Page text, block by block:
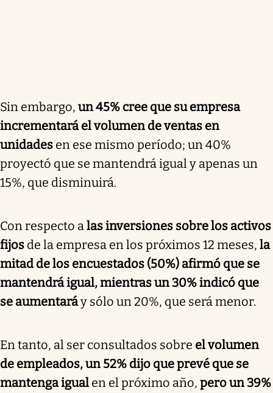
Sin embargo, un 45% cree que su empresa
incrementará el volumen de ventas en
unidades en ese mismo período; un 40%
proyectó que se mantendrá igual y apenas un
15%, que disminuirá.
Con respecto alas inversiones sobre los activos
fijos de la empresa en los próximos 12 meses, la
mitad de los encuestados (50%) afirmó que se
mantendrá igual, mientras un 30% indicó que
se aumentaráy sólo un 20%, que será menor.
En tanto, al ser consultados sobre el volumen
de empleados, un 52% dijo que prevé que se
mantenga igual en el próximo año, pero un 39%